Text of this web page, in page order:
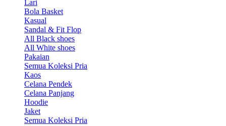
Lari
Bola Basket
Kasual
Sandal & Fit Flop
All Black shoes
All White shoes
Pakaian
Semua Koleksi Pria
Kaos
Celana Pendek
Celana Panjang
Hoodie
Jaket
Semua Koleksi Pria